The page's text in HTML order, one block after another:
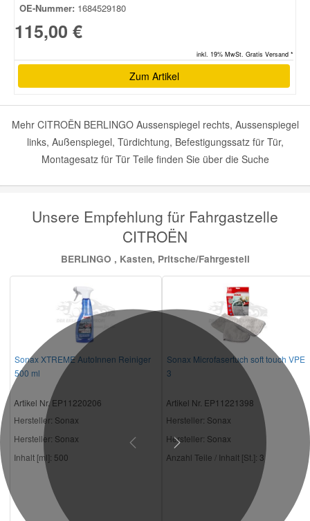
OE-Nummer: 1684529180
115,00 €
inkl. 19% MwSt. Gratis Versand *
Zum Artikel
Mehr CITROËN BERLINGO Aussenspiegel rechts, Aussenspiegel
links, Außenspiegel, Türdichtung, Befestigungssatz für Tür,
Montagesatz für Tür Teile finden Sie über die Suche
Unsere Empfehlung für Fahrgastzelle
CITROËN
BERLINGO , Kasten, Pritsche/Fahrgestell
Sonax XTREME AutoInnen Reiniger
500 ml
Artikel Nr. EP11220206
Hersteller: Sonax
Hersteller: Sonax
Inhalt [ml]: 500
Sonax Microfasertuch soft touch VPE
3
Artikel Nr. EP11221398
Hersteller: Sonax
Hersteller: Sonax
Anzahl Teile / Inhalt [St.]: 3
Previous Next